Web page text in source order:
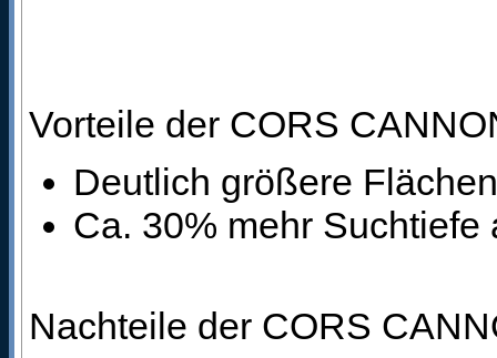
Vorteile der CORS
Deutlich größere
Ca. 30% mehr
Nachteile der CORS